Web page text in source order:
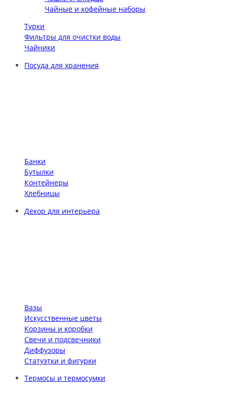
Чайные и кофейные наборы
Турки
Фильтры для очистки воды
Чайники
Посуда для хранения
Банки
Бутылки
Контейнеры
Хлебницы
Декор для интерьера
Вазы
Искусственные цветы
Корзины и коробки
Свечи и подсвечники
Диффузоры
Статуэтки и фигурки
Термосы и термосумки